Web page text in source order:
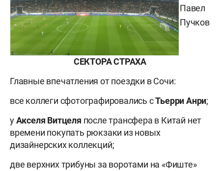
Павел
Пучков
СЕКТОРА СТРАХА
Главные впечатления от поездки в Сочи:
все коллеги сфотографировались сТьерри Анри;
уАкселя Витцеля после трансфера в Китай нет
времени покупать рюкзаки из новых
дизайнерских коллекций;
две верхних трибуны за воротами на «Фиште»